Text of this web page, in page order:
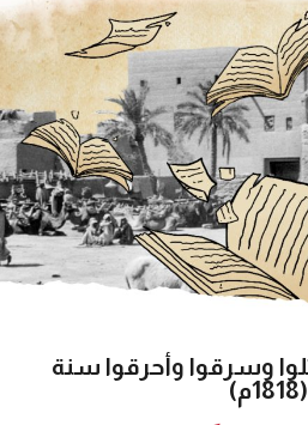
وسرقوا وأحرقوا سنة
(1818م)